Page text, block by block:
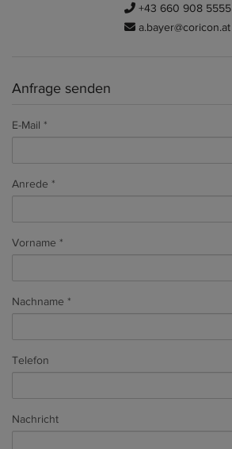
+43 660 908 5555
a.bayer@coricon.at
Anfrage senden
E-Mail
Anrede
Vorname
Nachname
Telefon
Nachricht